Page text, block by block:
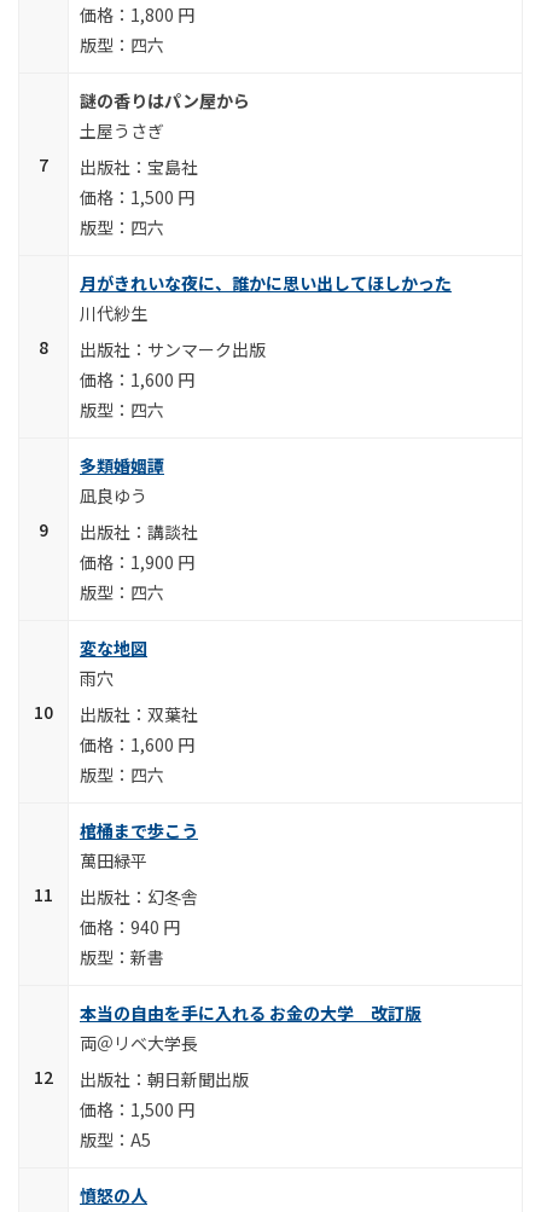
1,800 円
四六
謎の香りはパン屋から
土屋うさぎ
宝島社
1,500 円
四六
月がきれいな夜に、誰かに思い出してほしかった
川代紗生
サンマーク出版
1,600 円
四六
多類婚姻譚
凪良ゆう
講談社
1,900 円
四六
変な地図
雨穴
双葉社
1,600 円
四六
棺桶まで歩こう
萬田緑平
幻冬舎
940 円
新書
本当の自由を手に入れる お金の大学 改訂版
両＠リベ大学長
朝日新聞出版
1,500 円
A5
憤怒の人